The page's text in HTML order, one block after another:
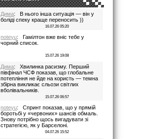
Дима: В нього інша ситуація — він у
боліді спеку краще переносить ))
16.07.26 05:20
noteyu: Гамілтон вже вніс тебе у
чорний список.
15.07.26 19:08
Дима: Хвилинка расизму. Перший
півфінал ЧСФ показав, що глобальне
потепління не йде на користь — темна
збірна викликає сльози світлих
вболівальників.
15.07.26 06:57
noteyu: Спринт показав, що у прямій
боротьбі у «червоних» шансів обмаль.
Знову потрібно щось вигадувати зі
стратегією, як у Барселоні.
04.07.26 15:52